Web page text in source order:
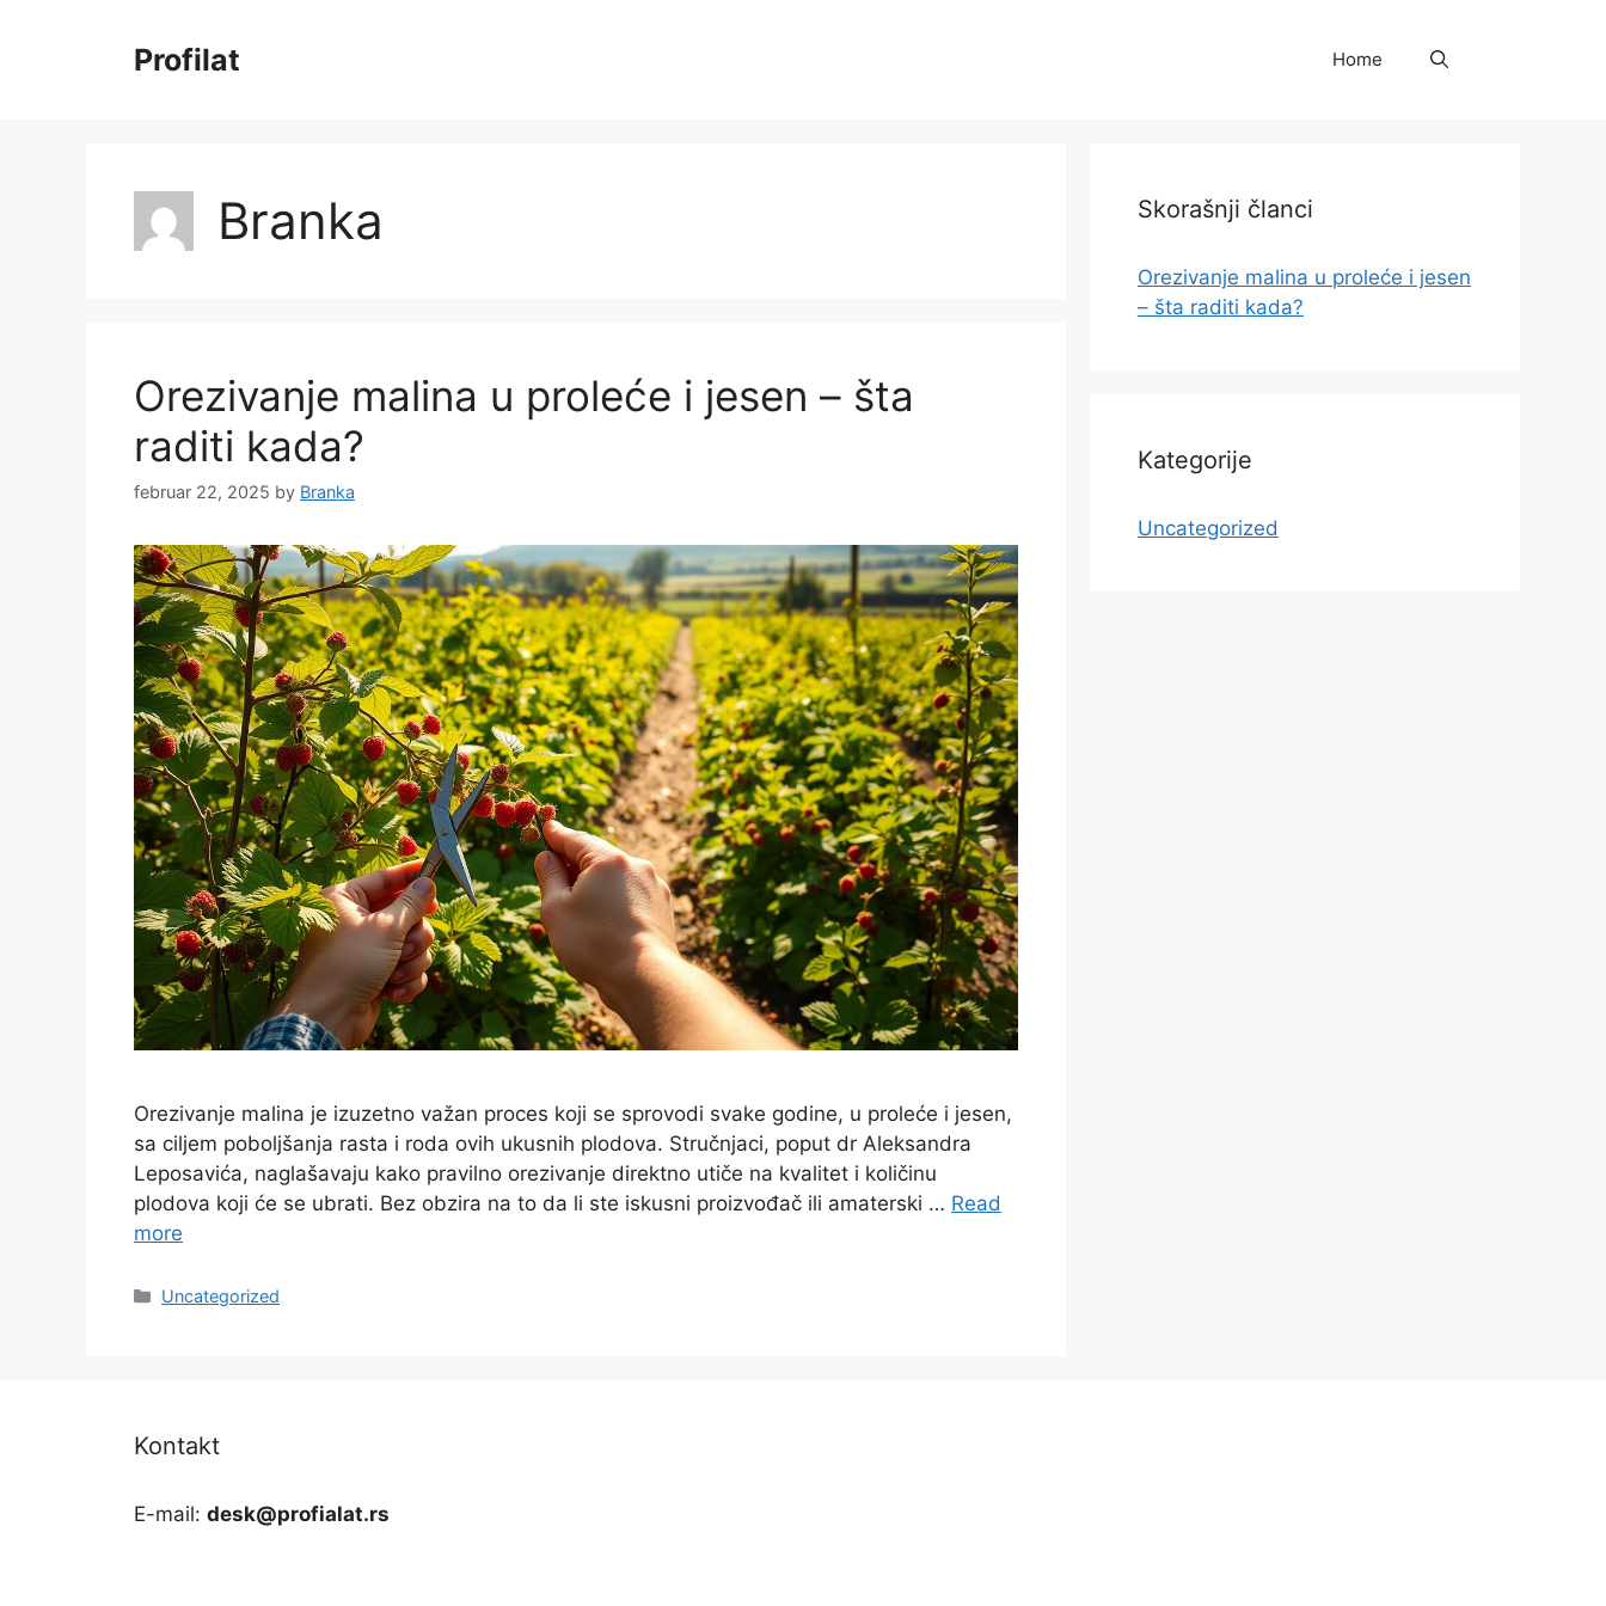
Profilat Home
Branka
Orezivanje malina u proleće i jesen – šta
raditi kada?
februar 22, 2025 by Branka
Orezivanje malina je izuzetno važan proces koji se sprovodi svake godine, u proleće i jesen,
sa ciljem poboljšanja rasta i roda ovih ukusnih plodova. Stručnjaci, poput dr Aleksandra
Leposavića, naglašavaju kako pravilno orezivanje direktno utiče na kvalitet i količinu
plodova koji će se ubrati. Bez obzira na to da li ste iskusni proizvođač ili amaterski … Read
more
Categories
Uncategorized
Skorašnji članci
Orezivanje malina u proleće i jesen
– šta raditi kada?
Kategorije
Uncategorized
Kontakt
E-mail: desk@profialat.rs